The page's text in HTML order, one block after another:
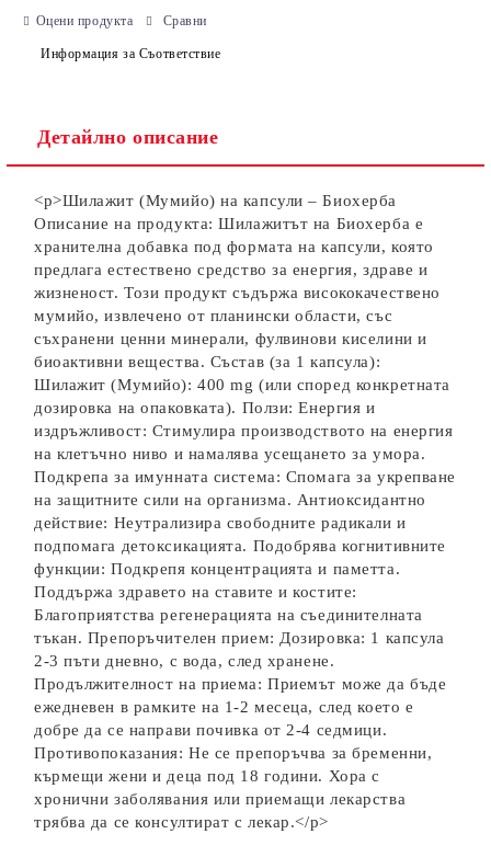
Оцени продукта Сравни
Информация за Съответствие
Детайлно описание
<p>Шилажит (Мумийо) на капсули – Биохерба
Описание на продукта: Шилажитът на Биохерба е
хранителна добавка под формата на капсули, която
предлага естествено средство за енергия, здраве и
жизненост. Този продукт съдържа висококачествено
мумийо, извлечено от планински области, със
съхранени ценни минерали, фулвинови киселини и
биоактивни вещества. Състав (за 1 капсула):
Шилажит (Мумийо): 400 mg (или според конкретната
дозировка на опаковката). Ползи: Енергия и
издръжливост: Стимулира производството на енергия
на клетъчно ниво и намалява усещането за умора.
Подкрепа за имунната система: Спомага за укрепване
на защитните сили на организма. Антиоксидантно
действие: Неутрализира свободните радикали и
подпомага детоксикацията. Подобрява когнитивните
функции: Подкрепя концентрацията и паметта.
Поддържа здравето на ставите и костите:
Благоприятства регенерацията на съединителната
тъкан. Препоръчителен прием: Дозировка: 1 капсула
2-3 пъти дневно, с вода, след хранене.
Продължителност на приема: Приемът може да бъде
ежедневен в рамките на 1-2 месеца, след което е
добре да се направи почивка от 2-4 седмици.
Противопоказания: Не се препоръчва за бременни,
кърмещи жени и деца под 18 години. Хора с
хронични заболявания или приемащи лекарства
трябва да се консултират с лекар.</p>